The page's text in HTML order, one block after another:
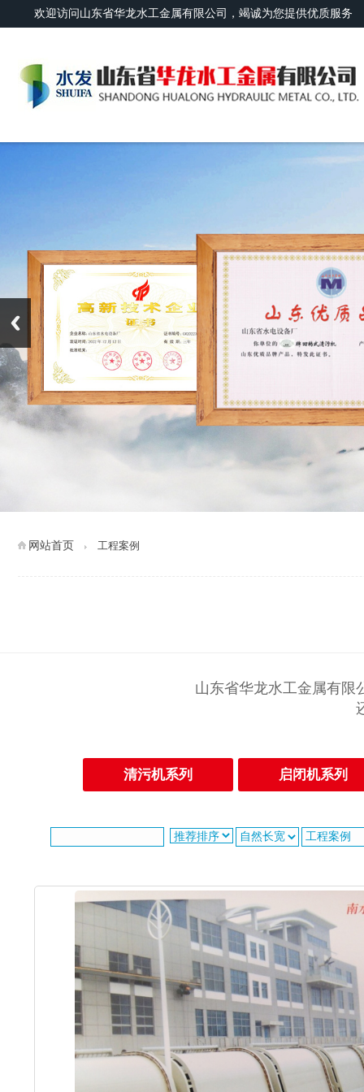
欢迎访问山东省华龙水工金属有限公司，竭诚为您提供优质服务
网站首页 工程案例
山东省华龙水工金属有限
清污机系列 启闭机系列